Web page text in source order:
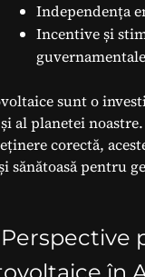
Independența
Incentive și
guvernamentale
sunt o
al planetei noastre.
corectă,
sănătoasă pentru